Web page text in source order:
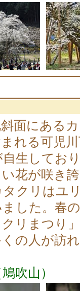
面にある
れる可児
生してお
花が咲き
クリはユ
した。春
リまつり
の人が訪
吹山）